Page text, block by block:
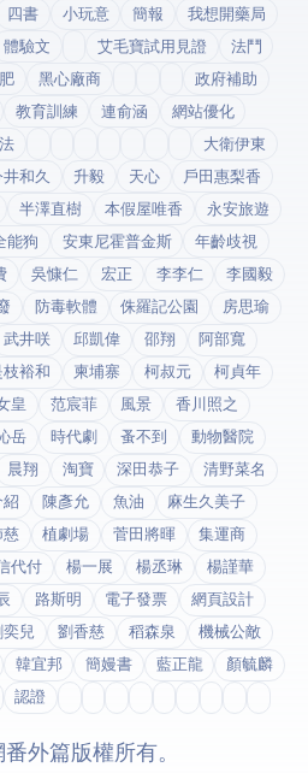
四書 小玩意 簡報
我想開藥局
體驗文 艾毛寶試用見證
法鬥
黑心廠商
政府補助
教育訓練 連俞涵
網站優化
大衛伊東
井和久 升毅 天心
戶田惠梨香
半澤直樹 本假屋唯香
永安旅遊
能狗 安東尼霍普金斯
年齡歧視
吳慷仁 宏正 李李仁
李國毅
防毒軟體 侏羅記公園
房思瑜
武井咲 邱凱偉 邵翔
阿部寬
枝裕和 柬埔寨 柯叔元
柯貞年
皇 范宸菲 風景
香川照之
岳 時代劇 蚤不到
動物醫院
晨翔 淘寶 深田恭子
清野菜名
紹 陳彥允 魚油
麻生久美子
慈 植劇場 菅田將暉
集運商
代付 楊一展 楊丞琳
楊謹華
路斯明 電子發票
網頁設計
奕兒 劉香慈 稻森泉
機械公敵
韓宜邦 簡嫚書 藍正龍
顏毓麟
fda認證
網番外篇. 版權所有。